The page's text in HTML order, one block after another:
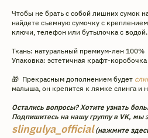
Чтобы не брать с собой лишних сумок
найдете съемную сумочку с
ключи, телефон или бутылочка с водой.
Ткань: натуральный премиум-лен 100%
Упаковка: эстетичная крафт-
🎁 Прекрасным дополнением будет
малыша, он крепится к лямке слинга и
Остались вопросы? Хотите узнать
Подпишитесь на нашу группу в VK, мы
slingulya_official(нажмите
Адрес производства: г. Череповец
ул. Архангельская 3А. ИП Головкина
Ульяна Александровна ОГРН ИП
309 352 833 100 101.
«Слинги ТМ СлингУля»
и май-слингов с рождения.
Превращаем вес малышей